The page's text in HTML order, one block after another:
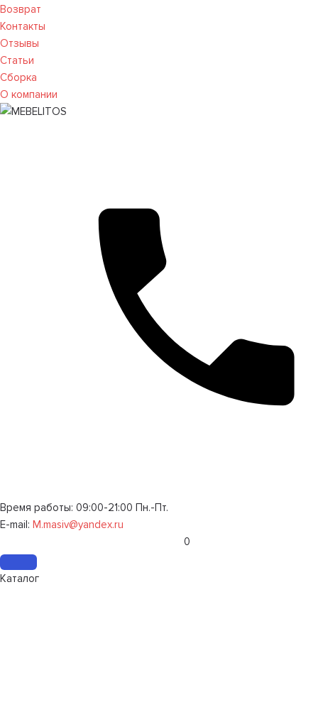
Возврат
Контакты
Отзывы
Статьи
Сборка
О компании
Время работы: 09:00-21:00 Пн.-Пт.
E-mail: M.masiv@yandex.ru
0
Каталог